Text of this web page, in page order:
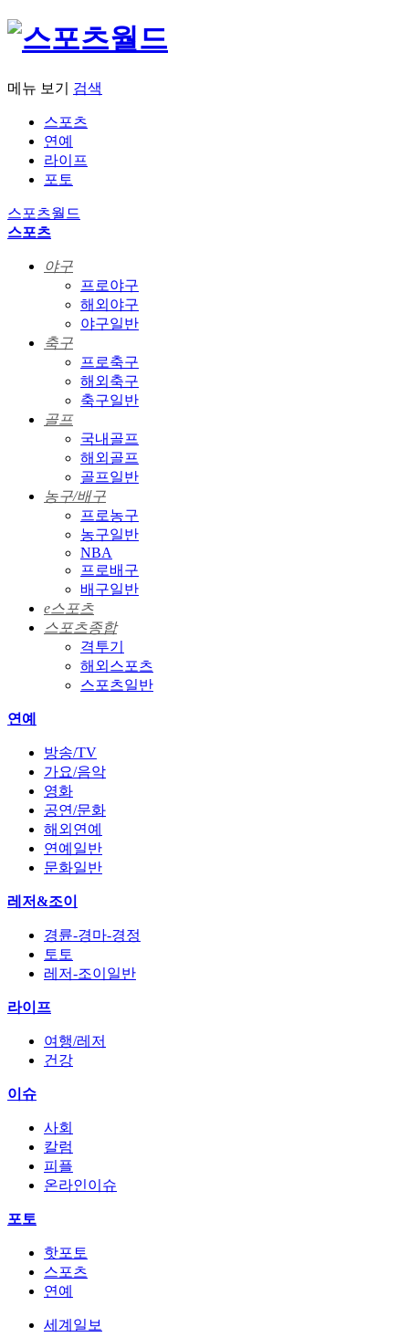
메뉴 보기 검색
스포츠
연예
라이프
포토
스포츠월드
스포츠
야구
프로야구
해외야구
야구일반
축구
프로축구
해외축구
축구일반
골프
국내골프
해외골프
골프일반
농구/배구
프로농구
농구일반
NBA
프로배구
배구일반
e스포츠
스포츠종합
격투기
해외스포츠
스포츠일반
연예
방송/TV
가요/음악
영화
공연/문화
해외연예
연예일반
문화일반
레저&조이
경륜-경마-경정
토토
레저-조이일반
라이프
여행/레저
건강
이슈
사회
칼럼
피플
온라인이슈
포토
핫포토
스포츠
연예
세계일보